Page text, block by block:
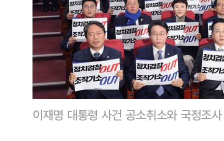
이재명 대통령 사건 공소취소와 국정조